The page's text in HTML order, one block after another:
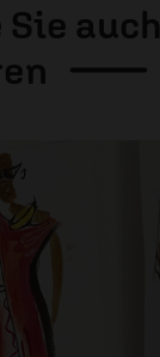
Sie auch